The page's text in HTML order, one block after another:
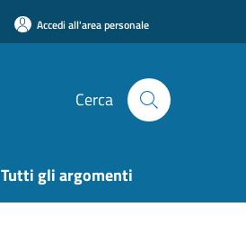
Accedi all'area personale
Cerca
Tutti gli argomenti